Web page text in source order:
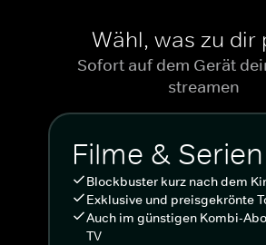
Wähl, was zu dir
Sofort auf dem Gerät
streamen
Filme & Serien
Blockbuster kurz nach dem
Exklusive und preisgekrönte
Auch im günstigen Kombi-
TV